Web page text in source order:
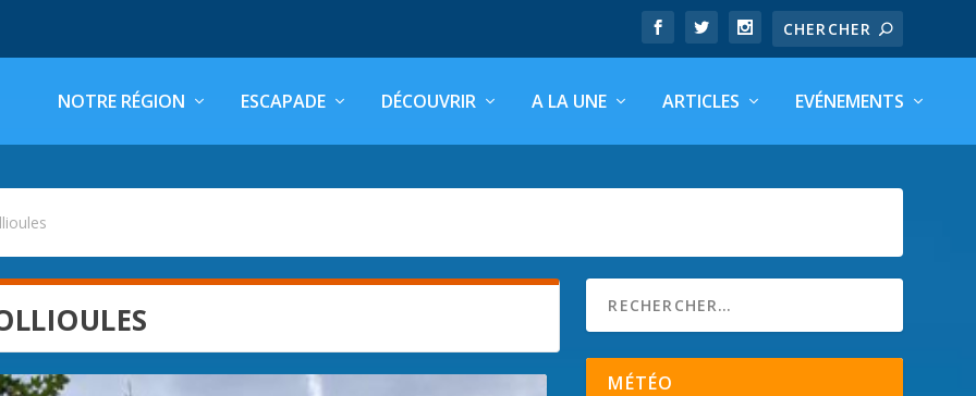
NOTRE RÉGION ESCAPADE DÉCOUVRIR A LA UNE ARTICLES EVÉNEMENTS
MÉTÉO